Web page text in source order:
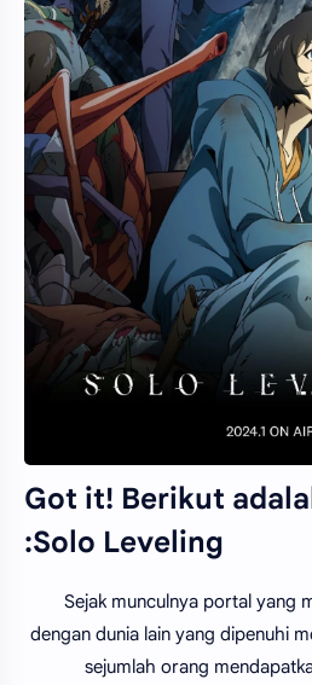
Got it! Berikut
Solo Leveling:
Sejak munculnya portal yang
dengan dunia lain yang dipenuhi
sejumlah orang